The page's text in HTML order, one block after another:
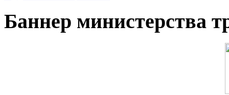
Баннер министерства